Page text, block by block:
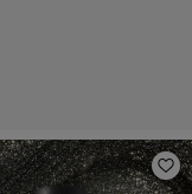
favoris